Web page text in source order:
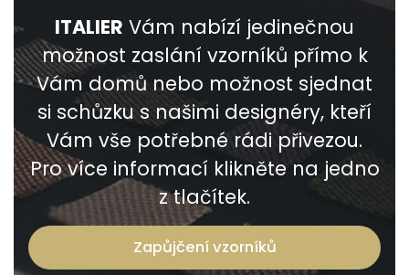
ITALIER Vám nabízí jedinečnou
možnost zaslání vzorníků přímo k
Vám domů nebo možnost sjednat
si schůzku s našimi designéry, kteří
Vám vše potřebné rádi přivezou.
Pro více informací klikněte na jedno
z tlačítek.
Zapůjčení vzorníků